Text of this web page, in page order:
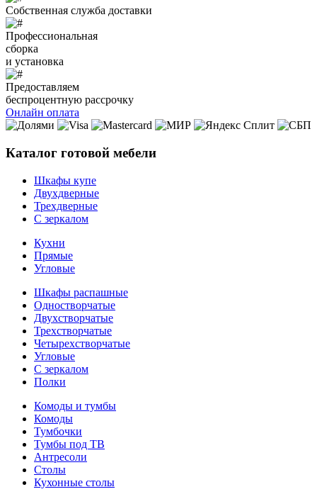
Собственная служба доставки
Профессиональная
сборка
и установка
Предоставляем
беспроцентную рассрочку
Онлайн оплата
Каталог готовой мебели
Шкафы купе
Двухдверные
Трехдверные
С зеркалом
Кухни
Прямые
Угловые
Шкафы распашные
Одностворчатые
Двухстворчатые
Трехстворчатые
Четырехстворчатые
Угловые
С зеркалом
Полки
Комоды и тумбы
Комоды
Тумбочки
Тумбы под ТВ
Антресоли
Столы
Кухонные столы